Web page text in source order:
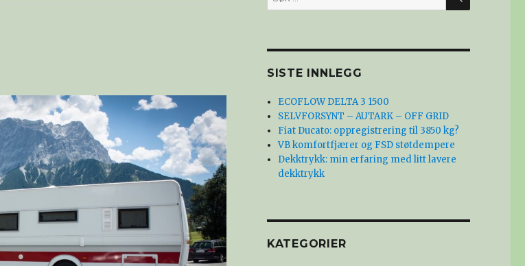
etter:
SISTE INNLEGG
ECOFLOW DELTA 3 1500
SELVFORSYNT – AUTARK – OFF GRID
Fiat Ducato: oppregistrering til 3850 kg?
VB komfortfjærer og FSD støtdempere
Dekktrykk: min erfaring med litt lavere
dekktrykk
KATEGORIER